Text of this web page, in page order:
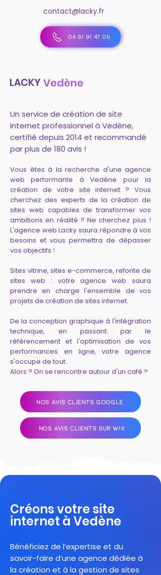
contact@lacky.fr
04 91 91 47 05
LACKY Vedène
Un service de création de site
internet professionnel à Vedène,
certifié depuis 2014 et recommandé
par plus de 180 avis !
Vous êtes à la recherche d'une agence
web performante à Vedène pour la
création de votre site internet ? Vous
cherchez des experts de la création de
sites web capables de transformer vos
ambitions en réalité ? Ne cherchez plus !
L'agence web Lacky saura répondre à vos
besoins et vous permettra de dépasser
vos objectifs !
Sites vitrine, sites e-commerce, refonte de
sites web : votre agence web saura
prendre en charge l'ensemble de vos
projets de création de sites internet.
De la conception graphique à l'intégration
technique, en passant par le
référencement et l'optimisation de vos
performances en ligne, votre agence
s'occupe de tout.
Alors ? On se rencontre autour d'un café ?
NOS AVIS CLIENTS GOOGLE
NOS AVIS CLIENTS SUR WIX
Créons votre site
internet à Vedène
Bénéficiez de l’expertise et du
savoir-faire d’une agence dédiée à
la création et à la gestion de sites